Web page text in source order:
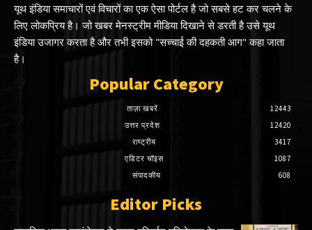
यूथ इंडिया समाचारों एवं विचारों का एक ऐसा पोर्टल है जो सबसे हट कर चलने के
लिए लोकप्रिय है। जो खबर मेनस्ट्रीम मीडिया दिखाने से डरती है उसे यूथ
इंडिया उजागर करता है और तभी इसको "सच्चाई की दहकती आग" कहा जाता
है।
Popular Category
ताज़ा खबरें
12443
उत्तर प्रदेश
12420
राष्ट्रीय
3417
एडिटर चॉइस
1087
संपादकीय
608
Editor Picks